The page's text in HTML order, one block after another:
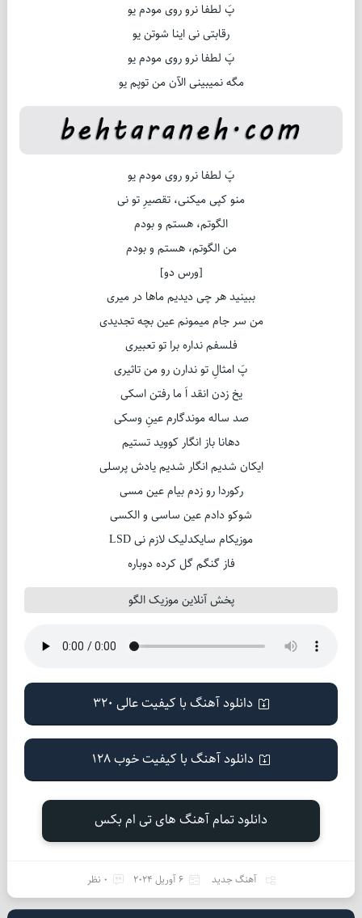
پَ لطفا نرو روی مودم یو
رقابتی نی اینا شوتن یو
پَ لطفا نرو روی مودم یو
مگه نمیبینی الآن من توپم یو
پَ لطفا نرو روی مودم یو
منو کپی میکنی، تقصیرِ تو نی
الگوتم، هستم و بودم
من الگوتم، هستم و بودم
[ورس دو]
ببینید هر چی دیدیم ماها در میری
من سر جام میمونم عین بچه تجدیدی
فلسفم نداره برا تو تعبیری
پَ امثالِ تو ندارن رو من تاثیری
یخ زدن انقد اَ ما رفتن اسکی
صد ساله موندگارم عینِ وسکی
دهانا باز انگار کووید تستیم
ایکان شدیم انگار شدیم یادش پرسلی
رکوردا رو زدم بیام عین مسی
شوکو دادم عین ساسی و الکسی
موزیکام سایکدلیک لازم نی LSD
فاز گنگم گل کرده دوباره
پخش آنلاین موزیک الگو
دانلود آهنگ با کیفیت عالی 320
دانلود آهنگ با کیفیت خوب 128
دانلود تمام آهنگ های تی ام بکس
آهنگ جدید 6 آوریل 2024 0 نظر